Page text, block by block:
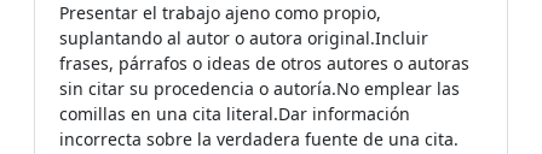
Presentar el trabajo ajeno como propio,
suplantando al autor o autora original.Incluir
frases, párrafos o ideas de otros autores o autoras
sin citar su procedencia o autoría.No emplear las
comillas en una cita literal.Dar información
incorrecta sobre la verdadera fuente de una cita.